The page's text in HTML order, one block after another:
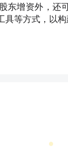
东增资外，还
具等方式，以